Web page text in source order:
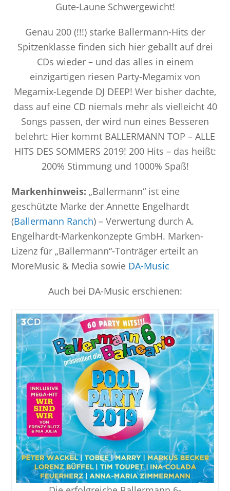
Gute-Laune Schwergewicht!
Genau 200 (!!!) starke Ballermann-Hits der
Spitzenklasse finden sich hier geballt auf drei
CDs wieder – und das alles in einem
einzigartigen riesen Party-Megamix von
Megamix-Legende DJ DEEP! Wer bisher dachte,
dass auf eine CD niemals mehr als vielleicht 40
Songs passen, der wird nun eines Besseren
belehrt: Hier kommt BALLERMANN TOP – ALLE
HITS DES SOMMERS 2019! 200 Hits – das heißt:
200% Stimmung und 1000% Spaß!
Markenhinweis: „Ballermann“ ist eine
geschützte Marke der Annette Engelhardt
(Ballermann Ranch) – Verwertung durch A.
Engelhardt-Markenkonzepte GmbH. Marken-
Lizenz für „Ballermann“-Tonträger erteilt an
MoreMusic & Media sowie DA-Music
Auch bei DA-Music erschienen: